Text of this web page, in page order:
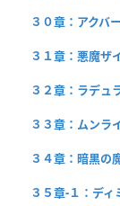
３０章：アクバー
３１章：悪魔ザ
３２章：ラデュ
３３章：ムンラ
３４章：暗黒の
３５章-１：ディ